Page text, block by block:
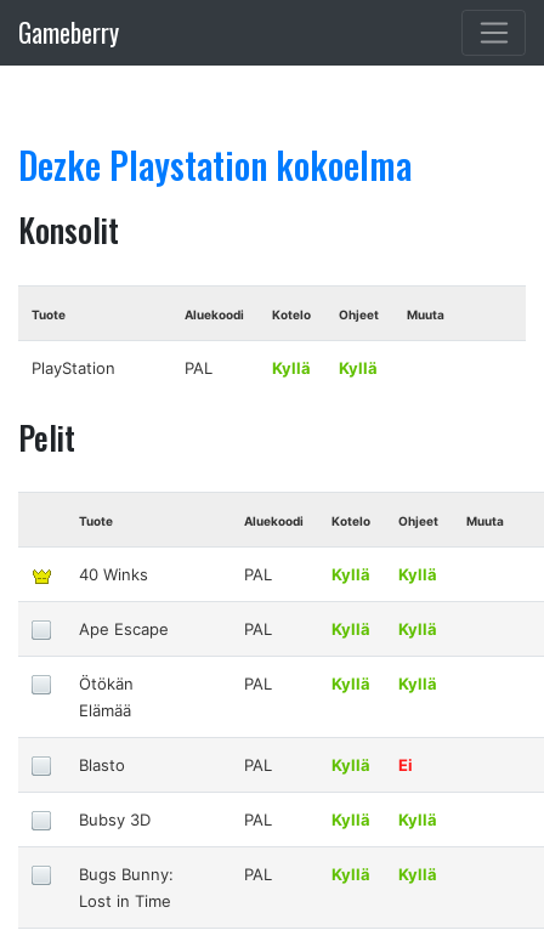
Gameberry
Dezke Playstation kokoelma
Konsolit
Tuote Aluekoodi Kotelo Ohjeet Muuta
PlayStation PAL Kyllä Kyllä
Pelit
Tuote Aluekoodi Kotelo Ohjeet Muuta
40 Winks PAL Kyllä Kyllä
Ape Escape PAL Kyllä Kyllä
Ötökän
Elämää
PAL Kyllä Kyllä
Blasto PAL Kyllä Ei
Bubsy 3D PAL Kyllä Kyllä
Bugs Bunny:
Lost in Time
PAL Kyllä Kyllä